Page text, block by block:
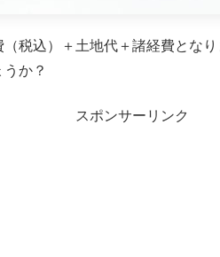
税込）＋土地代＋諸経費となり
か？
スポンサーリンク